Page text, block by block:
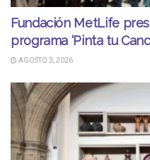
Fundación MetLife
programa ‘Pinta tu
AGOSTO 3, 2026